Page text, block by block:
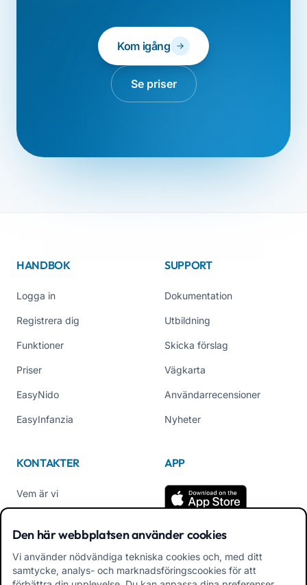
Kom igång
Se priser
HANDBOK
Logga in
Registrera dig
Funktioner
Priser
EasyNido
EasyInfanzia
SUPPORT
Dokumentation
Utbildning
Skicka förslag
Vägkarta
Användarrecensioner
Nyheter
KONTAKTER
Vem är vi
Tel +39 02 84152514
APP
Ladda ner APK App
Familjer
Den här webbplatsen använder cookies
Vi använder nödvändiga tekniska cookies och, med ditt
samtycke, analys- och marknadsföringscookies för att